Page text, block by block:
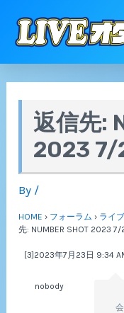
返信先:
2023 7/
By /
HOME › フォーラム › ライ
先: NUMBER SHOT 2023 7/
[3]2023年7月23日 9:34
nobody